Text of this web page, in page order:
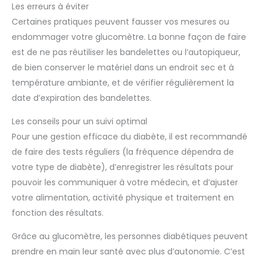
Les erreurs à éviter
Certaines pratiques peuvent fausser vos mesures ou
endommager votre glucomètre. La bonne façon de faire
est de ne pas réutiliser les bandelettes ou l’autopiqueur,
de bien conserver le matériel dans un endroit sec et à
température ambiante, et de vérifier régulièrement la
date d’expiration des bandelettes.
Les conseils pour un suivi optimal
Pour une gestion efficace du diabète, il est recommandé
de faire des tests réguliers (la fréquence dépendra de
votre type de diabète), d’enregistrer les résultats pour
pouvoir les communiquer à votre médecin, et d’ajuster
votre alimentation, activité physique et traitement en
fonction des résultats.
Grâce au glucomètre, les personnes diabétiques peuvent
prendre en main leur santé avec plus d’autonomie. C’est